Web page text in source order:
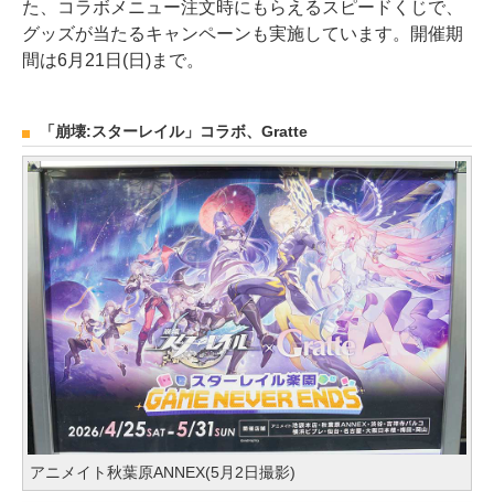
た、コラボメニュー注文時にもらえるスピードくじで、
グッズが当たるキャンペーンも実施しています。開催期
間は6月21日(日)まで。
「崩壊:スターレイル」コラボ、Gratte
アニメイト秋葉原ANNEX(5月2日撮影)